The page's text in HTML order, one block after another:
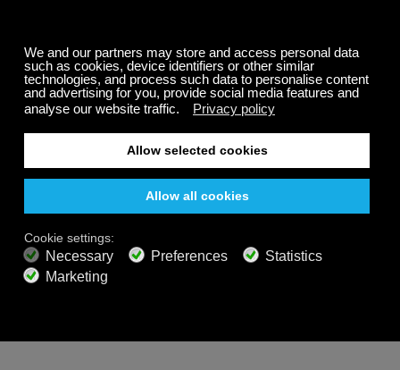
Download de Calm Radio muziekapp op je Android,
iPhone, Sonos en andere platforms en geniet van
honderden ontspannende muziekkanalen,
wellnessmuziek, natuurgeluiden voor slaap en
ontspanning.
Delen